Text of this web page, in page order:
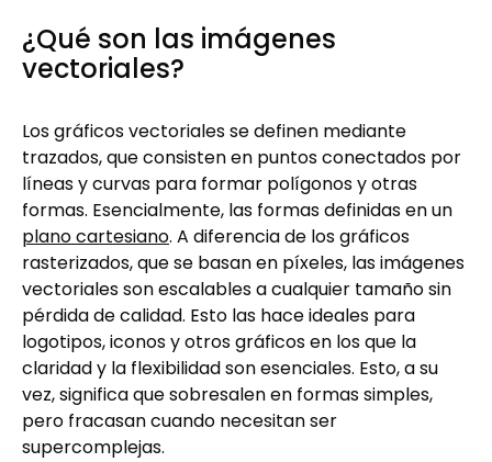
¿Qué son las imágenes
vectoriales?
Los gráficos vectoriales se definen mediante
trazados, que consisten en puntos conectados por
líneas y curvas para formar polígonos y otras
formas. Esencialmente, las formas definidas en un
plano cartesiano. A diferencia de los gráficos
rasterizados, que se basan en píxeles, las imágenes
vectoriales son escalables a cualquier tamaño sin
pérdida de calidad. Esto las hace ideales para
logotipos, iconos y otros gráficos en los que la
claridad y la flexibilidad son esenciales. Esto, a su
vez, significa que sobresalen en formas simples,
pero fracasan cuando necesitan ser
supercomplejas.